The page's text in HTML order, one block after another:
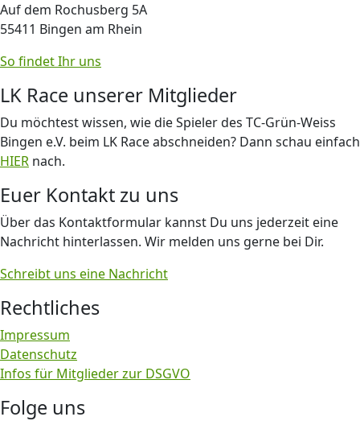
Auf dem Rochusberg 5A
55411 Bingen am Rhein
So findet Ihr uns
LK Race unserer Mitglieder
Du möchtest wissen, wie die Spieler des TC-Grün-Weiss
Bingen e.V. beim LK Race abschneiden? Dann schau einfach
HIER nach.
Euer Kontakt zu uns
Über das Kontaktformular kannst Du uns jederzeit eine
Nachricht hinterlassen. Wir melden uns gerne bei Dir.
Schreibt uns eine Nachricht
Rechtliches
Impressum
Datenschutz
Infos für Mitglieder zur DSGVO
Folge uns